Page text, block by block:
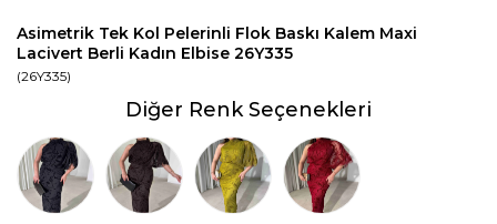
Asimetrik Tek Kol Pelerinli Flok Baskı Kalem Maxi
Lacivert Berli Kadın Elbise 26Y335
(26Y335)
Diğer Renk Seçenekleri